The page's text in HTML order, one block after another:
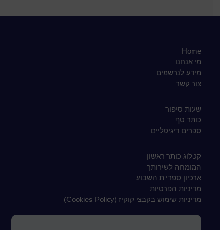
Home
מי אנחנו
מידע לנרשמים
צור קשר
שעות סיפור
כותר טף
ספרים דיגיטליים
קטלוג כותר ראשון
המומחה לשירותך
ארכיון ספריית השבוע
מדיניות הפרטיות
מדיניות שימוש בקבצי קוקיז (Cookies Policy)